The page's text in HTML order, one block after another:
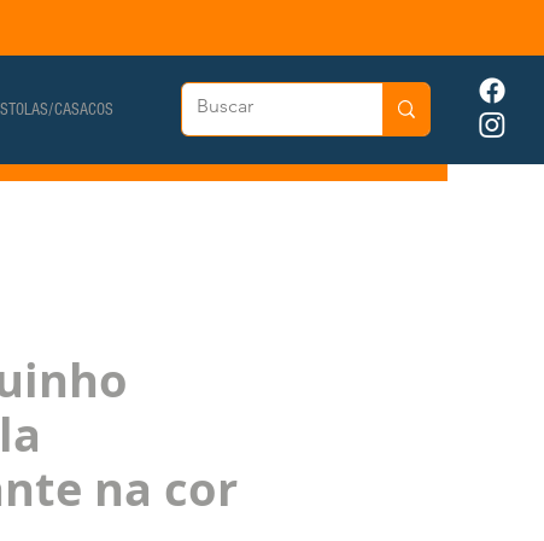
CASACOS
na cor